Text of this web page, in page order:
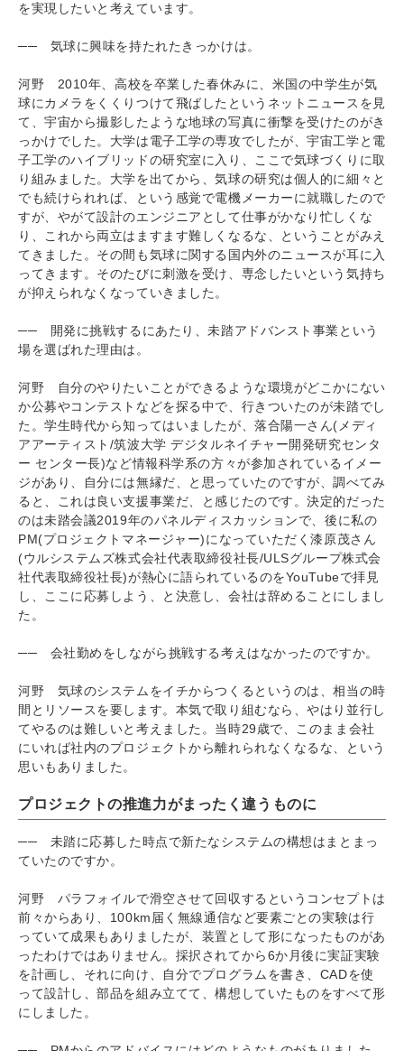
を実現したいと考えています。
── 気球に興味を持たれたきっかけは。
河野 2010年、高校を卒業した春休みに、米国の中学生が気
球にカメラをくくりつけて飛ばしたというネットニュースを見
て、宇宙から撮影したような地球の写真に衝撃を受けたのがき
っかけでした。大学は電子工学の専攻でしたが、宇宙工学と電
子工学のハイブリッドの研究室に入り、ここで気球づくりに取
り組みました。大学を出てから、気球の研究は個人的に細々と
でも続けられれば、という感覚で電機メーカーに就職したので
すが、やがて設計のエンジニアとして仕事がかなり忙しくな
り、これから両立はますます難しくなるな、ということがみえ
てきました。その間も気球に関する国内外のニュースが耳に入
ってきます。そのたびに刺激を受け、専念したいという気持ち
が抑えられなくなっていきました。
── 開発に挑戦するにあたり、未踏アドバンスト事業という
場を選ばれた理由は。
河野 自分のやりたいことができるような環境がどこかにない
か公募やコンテストなどを探る中で、行きついたのが未踏でし
た。学生時代から知ってはいましたが、落合陽一さん(メディ
アアーティスト/筑波大学 デジタルネイチャー開発研究センタ
ー センター長)など情報科学系の方々が参加されているイメー
ジがあり、自分には無縁だ、と思っていたのですが、調べてみ
ると、これは良い支援事業だ、と感じたのです。決定的だった
のは未踏会議2019年のパネルディスカッションで、後に私の
PM(プロジェクトマネージャー)になっていただく漆原茂さん
(ウルシステムズ株式会社代表取締役社長/ULSグループ株式会
社代表取締役社長)が熱心に語られているのをYouTubeで拝見
し、ここに応募しよう、と決意し、会社は辞めることにしまし
た。
── 会社勤めをしながら挑戦する考えはなかったのですか。
河野 気球のシステムをイチからつくるというのは、相当の時
間とリソースを要します。本気で取り組むなら、やはり並行し
てやるのは難しいと考えました。当時29歳で、このまま会社
にいれば社内のプロジェクトから離れられなくなるな、という
思いもありました。
プロジェクトの推進力がまったく違うものに
── 未踏に応募した時点で新たなシステムの構想はまとまっ
ていたのですか。
河野 パラフォイルで滑空させて回収するというコンセプトは
前々からあり、100km届く無線通信など要素ごとの実験は行
っていて成果もありましたが、装置として形になったものがあ
ったわけではありません。採択されてから6か月後に実証実験
を計画し、それに向け、自分でプログラムを書き、CADを使
って設計し、部品を組み立てて、構想していたものをすべて形
にしました。